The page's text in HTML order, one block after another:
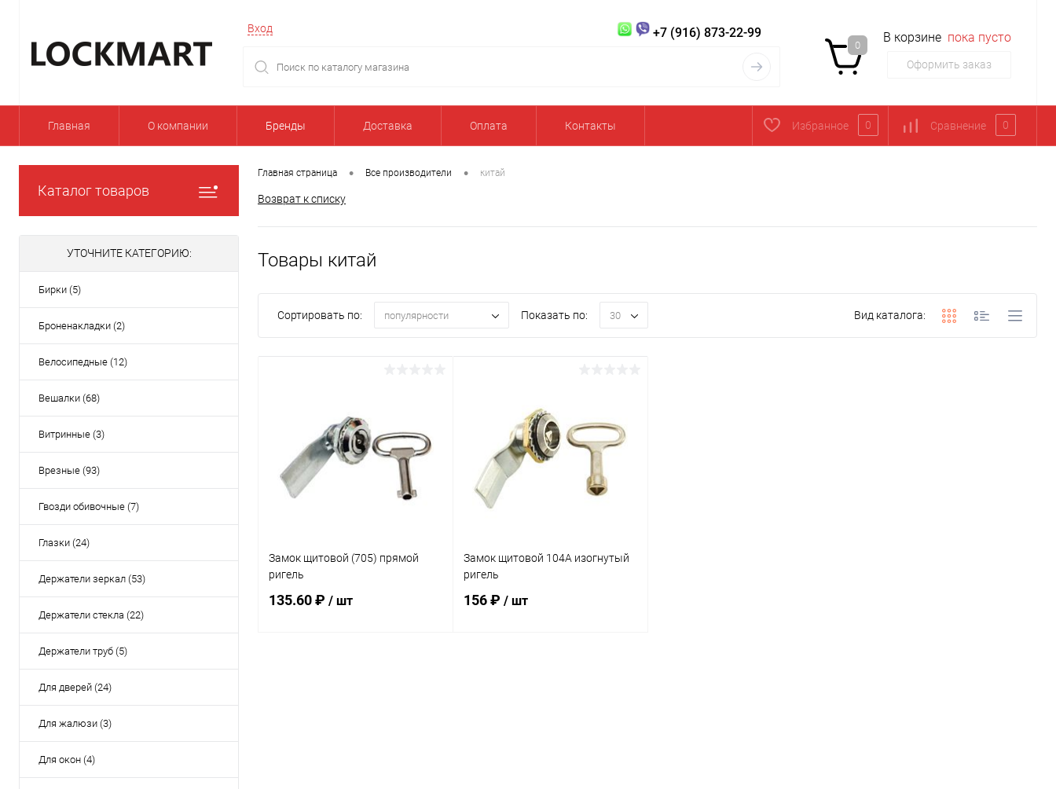
Вход +7 (916) 873-22-99
0
В корзине пока пусто
Оформить заказ
Главная О компании Бренды Доставка Оплата Контакты Избранное 0 Сравнение 0
Каталог товаров
УТОЧНИТЕ КАТЕГОРИЮ:
Бирки (5)
Броненакладки (2)
Велосипедные (12)
Вешалки (68)
Витринные (3)
Врезные (93)
Гвозди обивочные (7)
Глазки (24)
Держатели зеркал (53)
Держатели стекла (22)
Держатели труб (5)
Для дверей (24)
Для жалюзи (3)
Для окон (4)
Главная страница • Все производители • китай
Возврат к списку
Товары китай
Сортировать по: популярности Показать по: 30 Вид каталога:
Замок щитовой (705) прямой
ригель
135.60 ₽ / шт
Замок щитовой 104A изогнутый
ригель
156 ₽ / шт